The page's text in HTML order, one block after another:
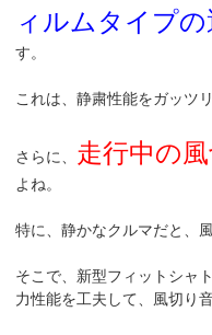
ィルムタイプ
す。
これは、静粛性能をガッツ
さらに、 走行中の
よね。
特に、静かなクルマだと、
そこで、新型フィットシャ
力性能を工夫して、風切り